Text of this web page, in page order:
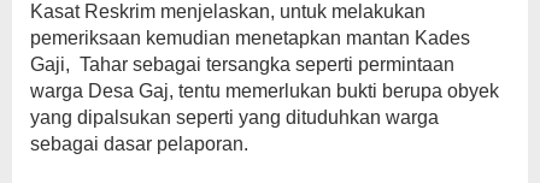
Kasat Reskrim menjelaskan, untuk melakukan
pemeriksaan kemudian menetapkan mantan Kades
Gaji, Tahar sebagai tersangka seperti permintaan
warga Desa Gaj, tentu memerlukan bukti berupa obyek
yang dipalsukan seperti yang dituduhkan warga
sebagai dasar pelaporan.